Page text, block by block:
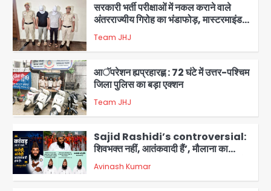
2
सरकारी भर्ती परीक्षाओं में नकल कराने वाले
अंतरराज्यीय गिरोह का भंडाफोड़, मास्टरमाइंड
समेत 7 गिरफ्तार
Team JHJ
3
आॅपरेशन ह्यप्रहारह्ण : 72 घंटे में उत्तर-पश्चिम
जिला पुलिस का बड़ा एक्शन
Team JHJ
4
Sajid Rashidi’s controversial:
शिवभक्त नहीं, आतंकवादी हैं’, मौलाना का
कांवड़ियों पर विवादित बयान, BJP विधायक ने
कराई FIR, NSA की मांग
Avinash Kumar